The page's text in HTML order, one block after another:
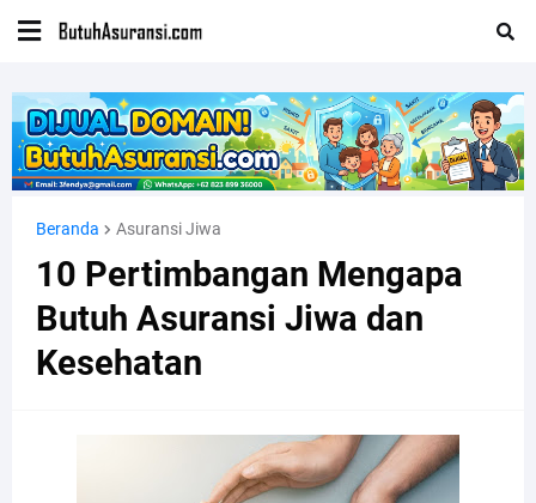
Beranda Asuransi Jiwa
10 Pertimbangan Mengapa
Butuh Asuransi Jiwa dan
Kesehatan